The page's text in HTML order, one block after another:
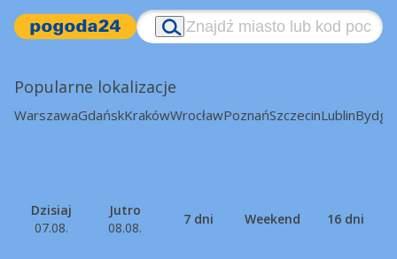
Popularne lokalizacje
WarszawaGdańskKrakówWrocławPoznańSzczecinLublin
Dzisiaj
07.08.
Jutro
08.08.
7 dni Weekend 16 dni